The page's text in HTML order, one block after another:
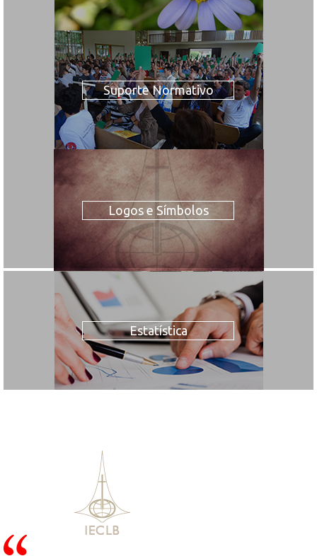
Suporte Normativo
Logos e Símbolos
Estatística